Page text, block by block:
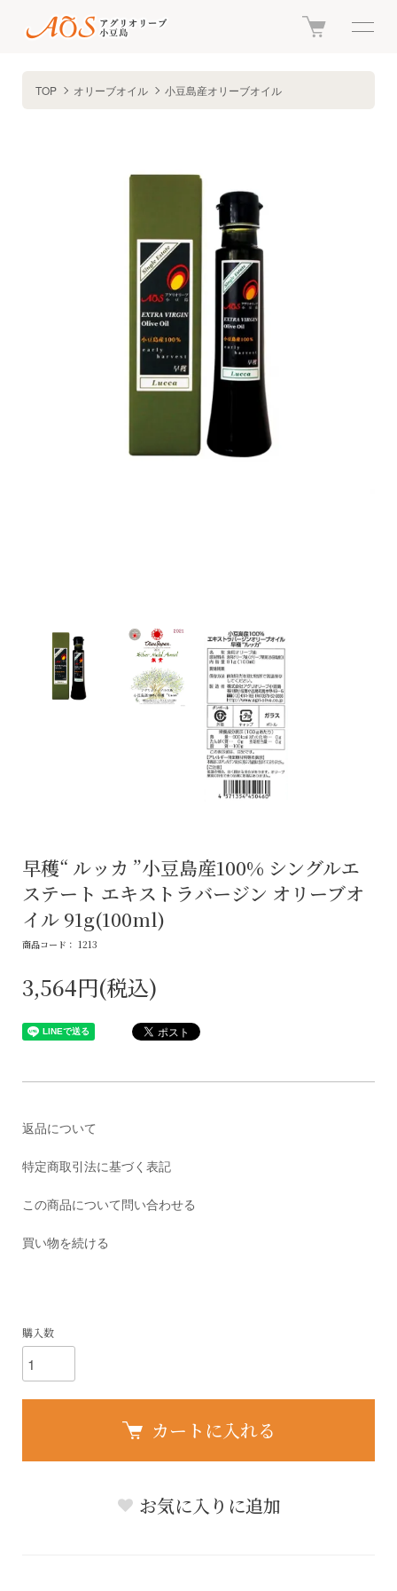
TOP オリーブオイル 小豆島産オリーブオイル
早穫“ ルッカ ”小豆島産100% シングルエ
ステート エキストラバージン オリーブオ
イル 91g(100ml)
商品コード： 1213
3,564円(税込)
返品について
特定商取引法に基づく表記
この商品について問い合わせる
買い物を続ける
購入数
カートに入れる
お気に入りに追加